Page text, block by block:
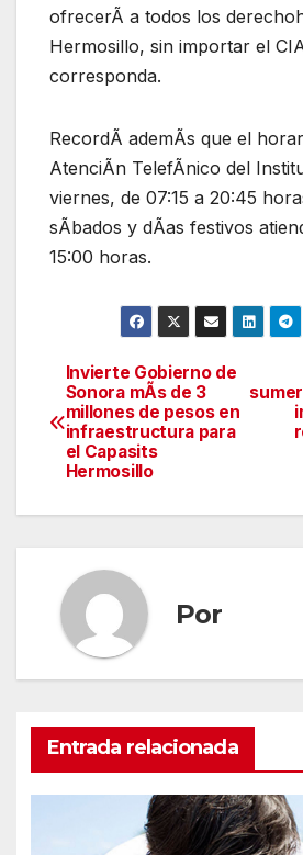
ofrecerÃ a todos los
Hermosillo, sin importar el
corresponda.
RecordÃ ademÃs que el
AtenciÃn TelefÃnico del
viernes, de 07:15 a 20:45
sÃbados y dÃas festivos
15:00 horas.
Navegación
de
entradas
Invierte Gobierno de
Sonora mÃs de 3
millones de pesos en
infraestructura para
el Capasits
Hermosillo
Por
Entrada relacionada